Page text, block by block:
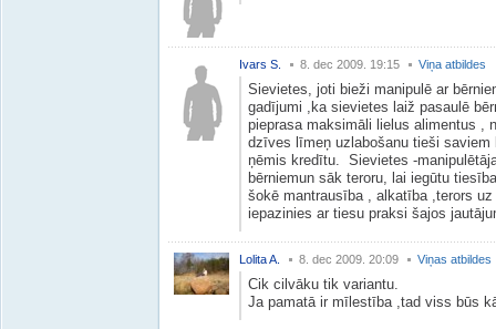
Ivars S. 8. dec 2009. 19:15 Viņa atbildes
Sievietes, joti bieži manipulē ar
gadījumi ,ka sievietes laiž pasaulē
pieprasa maksimāli lielus alimentus ,
dzīves līmeņ uzlabošanu tieši
ņēmis kredītu. Sievietes -
bērniemun sāk teroru, lai iegūtu
šokē mantrausība , alkatība ,terors
iepazinies ar tiesu praksi šajos
Lolita A. 8. dec 2009. 20:09 Viņas atbildes
Cik cilvāku tik variantu.
Ja pamatā ir mīlestība ,tad viss būs